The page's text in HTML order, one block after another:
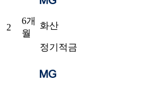
2
6개
월
화산
정기적금